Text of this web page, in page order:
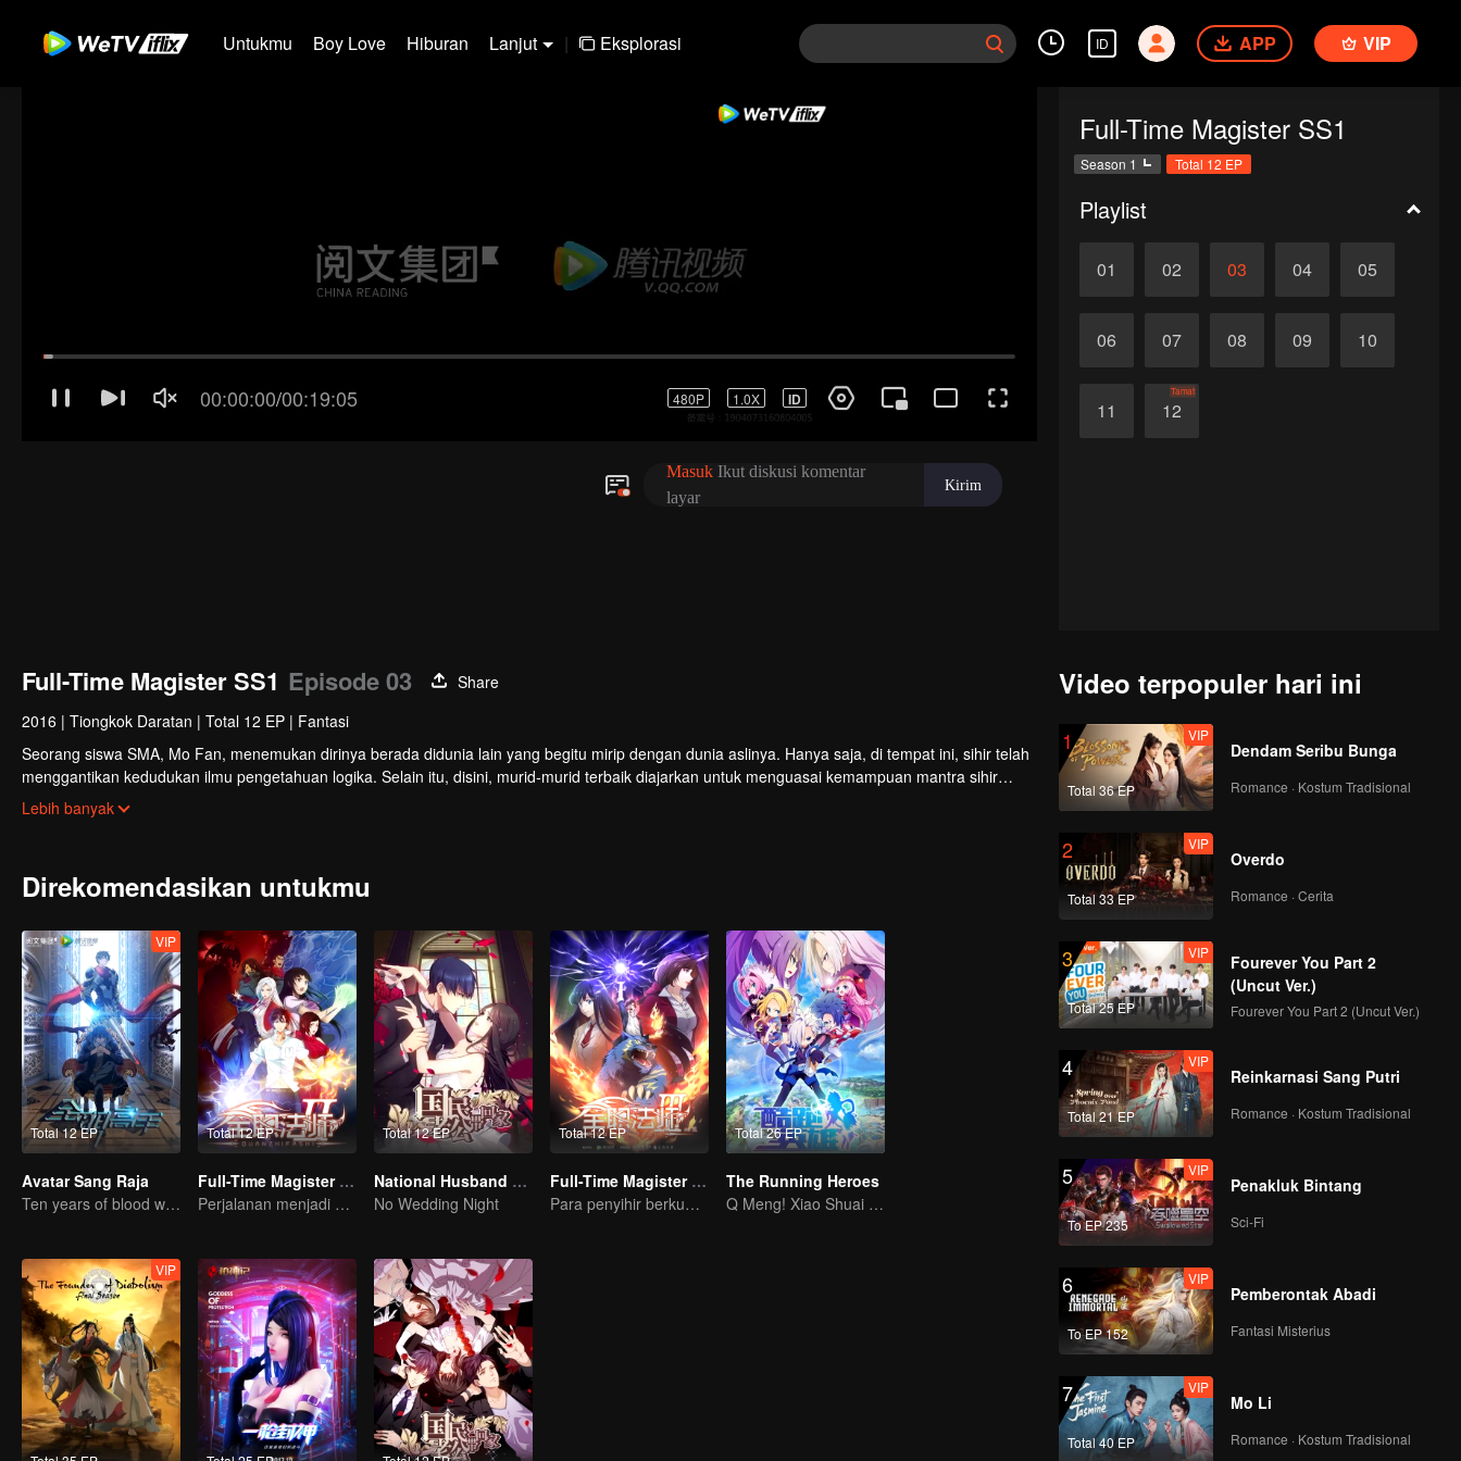
Untukmu Boy Love Hiburan Lanjut | Eksplorasi ID APP VIP
Full-Time Magister SS1
Season 1 Total 12 EP
Playlist
01 02 03 04 05
06 07 08 09 10
11 12
Tamat
Full-Time Magister SS1 Episode 03
Share
2016 | Tiongkok Daratan | Total 12 EP | Fantasi
Seorang siswa SMA, Mo Fan, menemukan dirinya berada didunia lain yang begitu mirip dengan dunia aslinya. Hanya saja, di tempat ini, sihir telah
menggantikan kedudukan ilmu pengetahuan logika. Selain itu, disini, murid-murid terbaik diajarkan untuk menguasai kemampuan mantra sihir
untuk melawan monster hutan besar jahat yang mengelilingi kota.
Lebih banyak
Direkomendasikan untukmu
Total 12 EP
VIP
Avatar Sang Raja
Ten years of blood writing esports brilliant
Total 12 EP
Full-Time Magister S2
Perjalanan menjadi orang paling jenius di Sekolah
Total 12 EP
National Husband Bring Home SS1
No Wedding Night
Total 12 EP
Full-Time Magister SS3
Para penyihir berkumpul untuk menghadapi para monster
Total 26 EP
The Running Heroes
Q Meng! Xiao Shuai Dao-mei Coldrun College
VIP
Video terpopuler hari ini
1
Total 36 EP
VIP
Dendam Seribu Bunga
Romance · Kostum Tradisional
2
Total 33 EP
VIP
Overdo
Romance · Cerita
3
Total 25 EP
VIP
Fourever You Part 2
(Uncut Ver.)
Fourever You Part 2 (Uncut Ver.)
4
Total 21 EP
VIP
Reinkarnasi Sang Putri
Romance · Kostum Tradisional
5
To EP 235
VIP
Penakluk Bintang
Sci-Fi
6
To EP 152
VIP
Pemberontak Abadi
Fantasi Misterius
7
Total 40 EP
VIP
Mo Li
Romance · Kostum Tradisional